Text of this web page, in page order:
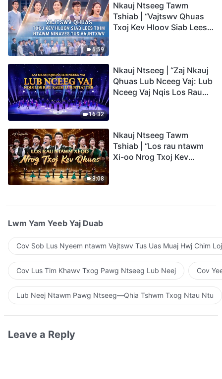
6:59
Nkauj Ntseeg Tawm
Tshiab | “Vajtswv Qhuas
Txoj Kev Hloov Siab Lees
16:32
Nkauj Ntseeg | “Zaj Nkauj
Qhuas Lub Nceeg Vaj: Lub
Nceeg Vaj Nqis Los Rau
8:08
Nkauj Ntseeg Tawm
Tshiab | “Los rau ntawm
Xi-oo Nrog Txoj Kev
Lwm Yam Yeeb Yaj Duab
Cov Sob Lus Nyeem ntawm Vajtswv Tus Uas Muaj Hwj Chim
Cov Lus Tim Khawv Txog Pawg Ntseeg Lub Neej Cov
Lub Neej Ntawm Pawg Ntseeg—Qhia Tshwm Txog Ntau Ntu
Leave a Reply